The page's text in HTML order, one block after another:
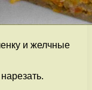
и желчные